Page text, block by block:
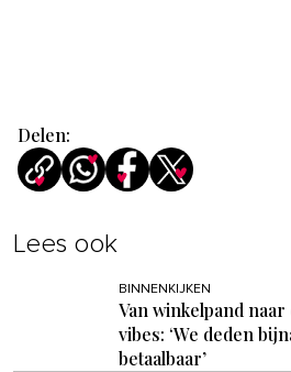
Delen:
Lees ook
BINNENKIJKEN
Van winkelpand
vibes: ‘We deden
betaalbaar’